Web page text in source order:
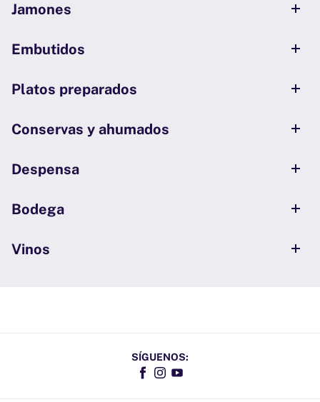
Jamones
Embutidos
Platos preparados
Conservas y ahumados
Despensa
Bodega
Vinos
SÍGUENOS:
Facebook
Instagram
YouTube